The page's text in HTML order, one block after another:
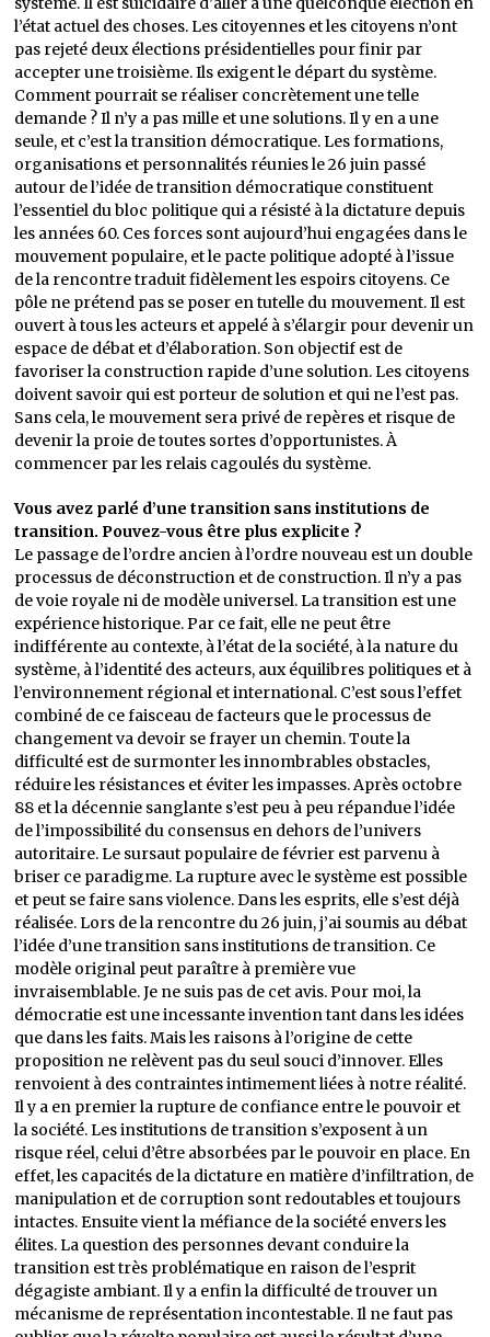
l’état actuel des choses. Les citoyennes et les citoyens n’ont
pas rejeté deux élections présidentielles pour finir par
accepter une troisième. Ils exigent le départ du système.
Comment pourrait se réaliser concrètement une telle
demande ? Il n’y a pas mille et une solutions. Il y en a une
seule, et c’est la transition démocratique. Les formations,
organisations et personnalités réunies le 26 juin passé
autour de l’idée de transition démocratique constituent
l’essentiel du bloc politique qui a résisté à la dictature depuis
les années 60. Ces forces sont aujourd’hui engagées dans le
mouvement populaire, et le pacte politique adopté à l’issue
de la rencontre traduit fidèlement les espoirs citoyens. Ce
pôle ne prétend pas se poser en tutelle du mouvement. Il est
ouvert à tous les acteurs et appelé à s’élargir pour devenir un
espace de débat et d’élaboration. Son objectif est de
favoriser la construction rapide d’une solution. Les citoyens
doivent savoir qui est porteur de solution et qui ne l’est pas.
Sans cela, le mouvement sera privé de repères et risque de
devenir la proie de toutes sortes d’opportunistes. À
commencer par les relais cagoulés du système.
Vous avez parlé d’une transition sans institutions de
transition. Pouvez-vous être plus explicite ?
Le passage de l’ordre ancien à l’ordre nouveau est un double
processus de déconstruction et de construction. Il n’y a pas
de voie royale ni de modèle universel. La transition est une
expérience historique. Par ce fait, elle ne peut être
indifférente au contexte, à l’état de la société, à la nature du
système, à l’identité des acteurs, aux équilibres politiques et à
l’environnement régional et international. C’est sous l’effet
combiné de ce faisceau de facteurs que le processus de
changement va devoir se frayer un chemin. Toute la
difficulté est de surmonter les innombrables obstacles,
réduire les résistances et éviter les impasses. Après octobre
88 et la décennie sanglante s’est peu à peu répandue l’idée
de l’impossibilité du consensus en dehors de l’univers
autoritaire. Le sursaut populaire de février est parvenu à
briser ce paradigme. La rupture avec le système est possible
et peut se faire sans violence. Dans les esprits, elle s’est déjà
réalisée. Lors de la rencontre du 26 juin, j’ai soumis au débat
l’idée d’une transition sans institutions de transition. Ce
modèle original peut paraître à première vue
invraisemblable. Je ne suis pas de cet avis. Pour moi, la
démocratie est une incessante invention tant dans les idées
que dans les faits. Mais les raisons à l’origine de cette
proposition ne relèvent pas du seul souci d’innover. Elles
renvoient à des contraintes intimement liées à notre réalité.
Il y a en premier la rupture de confiance entre le pouvoir et
la société. Les institutions de transition s’exposent à un
risque réel, celui d’être absorbées par le pouvoir en place. En
effet, les capacités de la dictature en matière d’infiltration, de
manipulation et de corruption sont redoutables et toujours
intactes. Ensuite vient la méfiance de la société envers les
élites. La question des personnes devant conduire la
transition est très problématique en raison de l’esprit
dégagiste ambiant. Il y a enfin la difficulté de trouver un
mécanisme de représentation incontestable. Il ne faut pas